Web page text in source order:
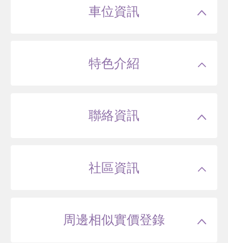
車位資訊
特色介紹
聯絡資訊
社區資訊
周邊相似實價登錄